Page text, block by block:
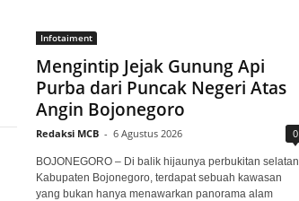
Infotaiment
Mengintip Jejak Gunung Api
Purba dari Puncak Negeri Atas
Angin Bojonegoro
Redaksi MCB - 6 Agustus 2026 0
BOJONEGORO – Di balik hijaunya perbukitan selatan
Kabupaten Bojonegoro, terdapat sebuah kawasan
yang bukan hanya menawarkan panorama alam